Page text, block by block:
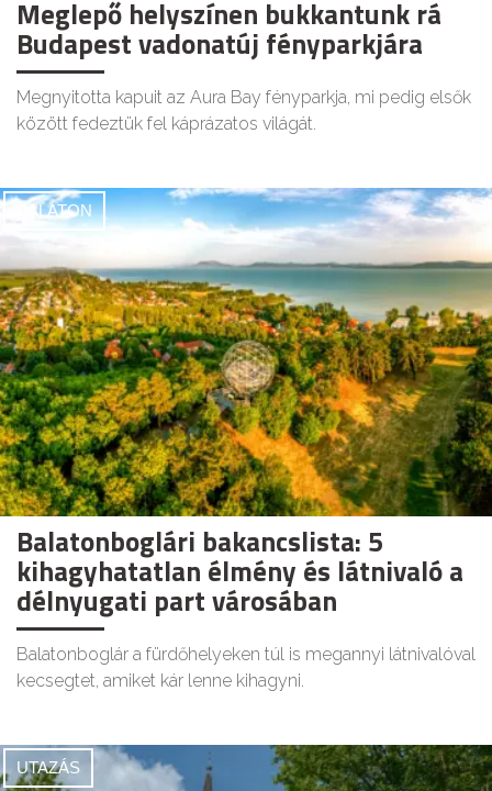
Meglepő helyszínen bukkantunk rá
Budapest vadonatúj fényparkjára
Megnyitotta kapuit az Aura Bay fényparkja, mi pedig elsők
között fedeztük fel káprázatos világát.
BALATON
Balatonboglári bakancslista: 5
kihagyhatatlan élmény és látnivaló a
délnyugati part városában
Balatonboglár a fürdőhelyeken túl is megannyi látnivalóval
kecsegtet, amiket kár lenne kihagyni.
UTAZÁS